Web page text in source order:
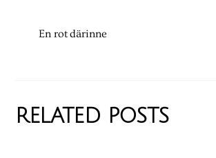
En rot därinne
RELATED POSTS